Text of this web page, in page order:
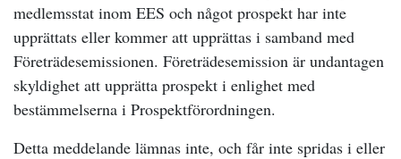
medlemsstat inom EES och något prospekt har inte
upprättats eller kommer att upprättas i samband med
Företrädesemissionen. Företrädesemission är undantagen
skyldighet att upprätta prospekt i enlighet med
bestämmelserna i Prospektförordningen.
Detta meddelande lämnas inte, och får inte spridas i eller